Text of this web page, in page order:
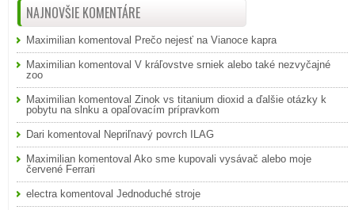
NAJNOVŠIE KOMENTÁRE
Maximilian komentoval Prečo nejesť na Vianoce kapra
Maximilian komentoval V kráľovstve srniek alebo také nezvyčajné
zoo
Maximilian komentoval Zinok vs titanium dioxid a ďalšie otázky k
pobytu na slnku a opaľovacím prípravkom
Dari komentoval Nepriľnavý povrch ILAG
Maximilian komentoval Ako sme kupovali vysávač alebo moje
červené Ferrari
electra komentoval Jednoduché stroje